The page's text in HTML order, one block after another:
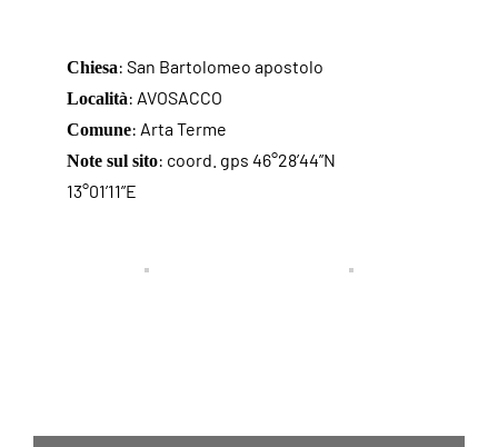
Chiesa: San Bartolomeo apostolo
Località: AVOSACCO
Comune: Arta Terme
Note sul sito: coord. gps 46°28’44”N
13°01’11”E